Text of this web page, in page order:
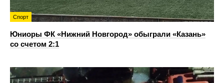
Спорт
Юниоры ФК «Нижний Новгород» обыграли «Казань»
со счетом 2:1